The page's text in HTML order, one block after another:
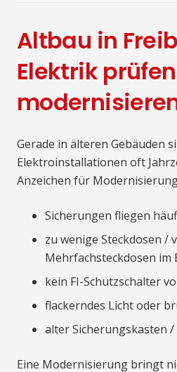
Altbau in
Elektrik
Gerade in älteren Gebäuden
Elektroinstallationen oft
Anzeichen für
Sicherungen fliegen
zu wenige Steckdosen /
Mehrfachsteckdosen im
kein FI-Schutzschalter
flackerndes Licht oder
alter Sicherungskasten
Eine Modernisierung bringt